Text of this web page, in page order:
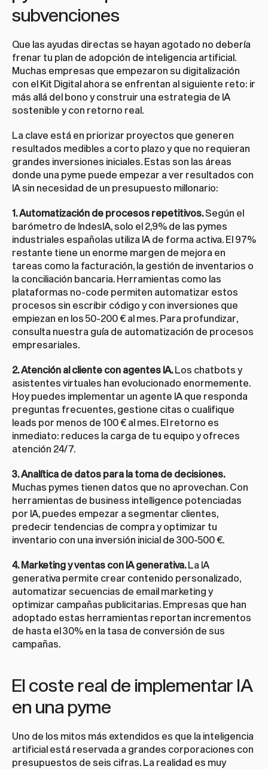
subvenciones
Que las ayudas directas se hayan agotado no debería
frenar tu plan de adopción de inteligencia artificial.
Muchas empresas que empezaron su digitalización
con el Kit Digital ahora se enfrentan al siguiente reto: ir
más allá del bono y construir una estrategia de IA
sostenible y con retorno real.
La clave está en priorizar proyectos que generen
resultados medibles a corto plazo y que no requieran
grandes inversiones iniciales. Estas son las áreas
donde una pyme puede empezar a ver resultados con
IA sin necesidad de un presupuesto millonario:
1. Automatización de procesos repetitivos. Según el
barómetro de IndesIA, solo el 2,9% de las pymes
industriales españolas utiliza IA de forma activa. El 97%
restante tiene un enorme margen de mejora en
tareas como la facturación, la gestión de inventarios o
la conciliación bancaria. Herramientas como las
plataformas no-code permiten automatizar estos
procesos sin escribir código y con inversiones que
empiezan en los 50-200 € al mes. Para profundizar,
consulta nuestra guía de automatización de procesos
empresariales.
2. Atención al cliente con agentes IA. Los chatbots y
asistentes virtuales han evolucionado enormemente.
Hoy puedes implementar un agente IA que responda
preguntas frecuentes, gestione citas o cualifique
leads por menos de 100 € al mes. El retorno es
inmediato: reduces la carga de tu equipo y ofreces
atención 24/7.
3. Analítica de datos para la toma de decisiones.
Muchas pymes tienen datos que no aprovechan. Con
herramientas de business intelligence potenciadas
por IA, puedes empezar a segmentar clientes,
predecir tendencias de compra y optimizar tu
inventario con una inversión inicial de 300-500 €.
4. Marketing y ventas con IA generativa. La IA
generativa permite crear contenido personalizado,
automatizar secuencias de email marketing y
optimizar campañas publicitarias. Empresas que han
adoptado estas herramientas reportan incrementos
de hasta el 30% en la tasa de conversión de sus
campañas.
El coste real de implementar IA
en una pyme
Uno de los mitos más extendidos es que la inteligencia
artificial está reservada a grandes corporaciones con
presupuestos de seis cifras. La realidad es muy